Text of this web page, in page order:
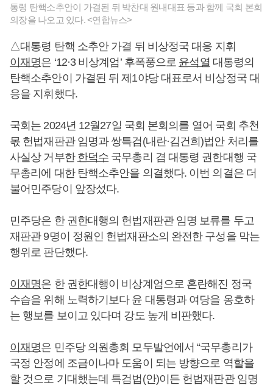
통령 탄핵소추안이 가결된 뒤 박찬대 원내대표 등과 함께 국회 본회
의장을 나오고 있다. <연합뉴스>
△대통령 탄핵 소추안 가결 뒤 비상정국 대응 지휘
이재명은 ‘12·3 비상계엄’ 후폭풍으로 윤석열 대통령의
탄핵소추안이 가결된 뒤 제1야당 대표로서 비상정국 대
응을 지휘했다.
국회는 2024년 12월27일 국회 본회의를 열어 국회 추천
몫 헌법재판관 임명과 쌍특검(내란·김건희)법안 처리를
사실상 거부한 한덕수 국무총리 겸 대통령 권한대행 국
무총리에 대한 탄핵소추안을 의결했다. 이번 의결은 더
불어민주당이 앞장섰다.
민주당은 한 권한대행의 헌법재판관 임명 보류를 두고
재판관 9명이 정원인 헌법재판소의 완전한 구성을 막는
행위로 판단했다.
이재명은 한 권한대행이 비상계엄으로 혼란해진 정국
수습을 위해 노력하기보다 윤 대통령과 여당을 옹호하
는 행보를 보이고 있다며 강도 높게 비판했다.
이재명은 민주당 의원총회 모두발언에서 “국무총리가
국정 안정에 조금이나마 도움이 되는 방향으로 역할을
할 것으로 기대했는데 특검법(안)이든 헌법재판관 임명